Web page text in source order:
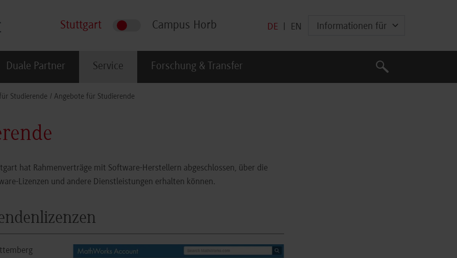
Stuttgart Campus Horb DE EN Informationen für
Duale Partner Service Forschung & Transfer
Suche
Suche
Studierende Angebote für Studierende
hat Rahmenverträge mit Software-Herstellern abgeschlossen, über die
Lizenzen und andere Dienstleistungen erhalten können.